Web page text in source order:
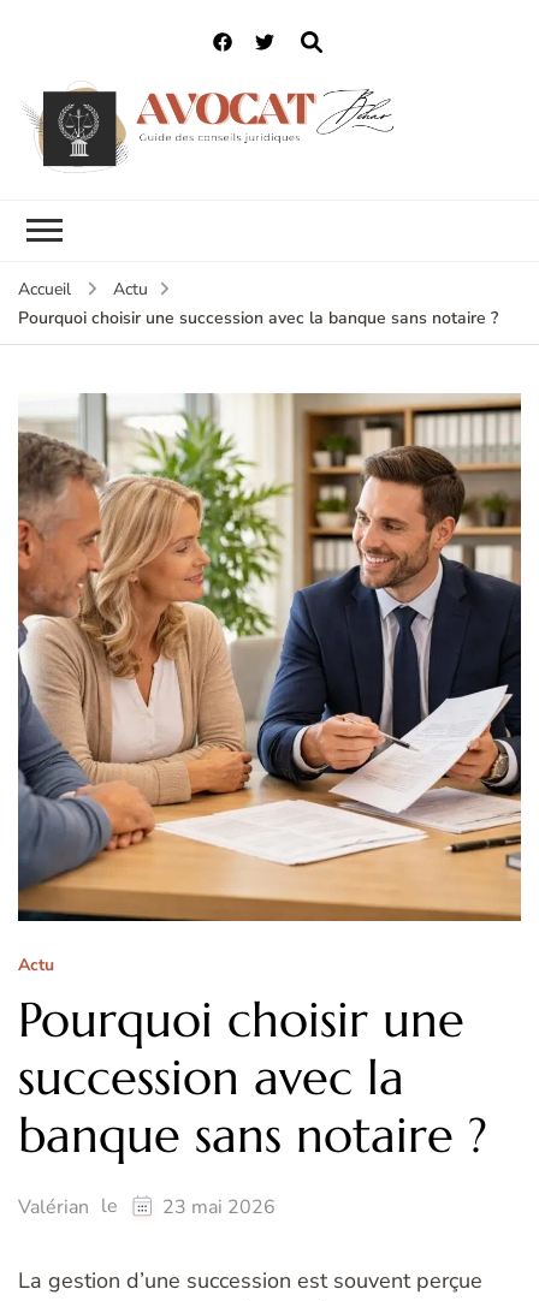
Accueil
Actu
Pourquoi choisir une succession avec la banque sans notaire ?
Actu
Pourquoi choisir une
succession avec la
banque sans notaire ?
Valérian le 23 mai 2026
La gestion d’une succession est souvent perçue